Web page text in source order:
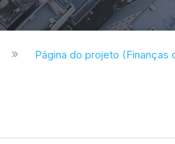
Página do projeto (Finanças